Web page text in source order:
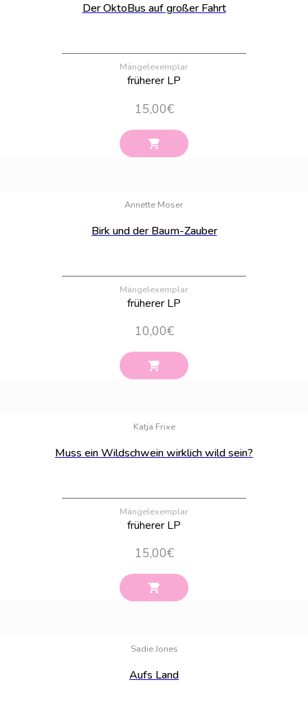
Der OktoBus auf großer Fahrt
Mängelexemplar
früherer LP
15,00€
Annette Moser
Birk und der Baum-Zauber
Mängelexemplar
früherer LP
10,00€
Katja Frixe
Muss ein Wildschwein wirklich wild sein?
Mängelexemplar
früherer LP
15,00€
Sadie Jones
Aufs Land